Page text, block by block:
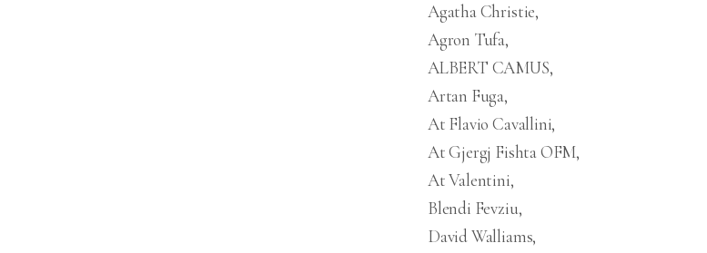
Agatha Christie
Agron Tufa
ALBERT CAMUS
Artan Fuga
At Flavio Cavallini
At Gjergj Fishta OFM
At Valentini
Blendi Fevziu
David Walliams